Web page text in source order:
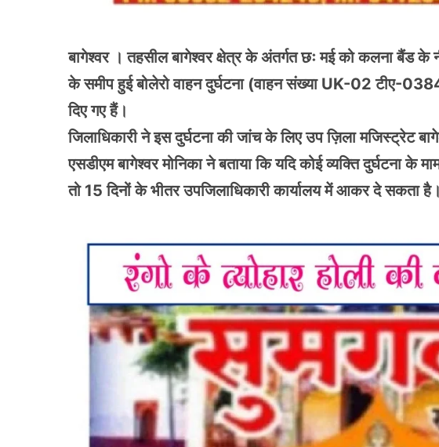
बागेश्वर । तहसील बागेश्वर क्षेत्र के अंतर्गत छः मई को कलना बैंड के
के समीप हुई बोलेरो वाहन दुर्घटना (वाहन संख्या UK-02 टीए-
दिए गए हैं।
जिलाधिकारी ने इस दुर्घटना की जांच के लिए उप ज़िला मजिस्ट्रेट
एसडीएम बागेश्वर मोनिका ने बताया कि यदि कोई व्यक्ति दुर्घटना के
तो 15 दिनों के भीतर उपजिलाधिकारी कार्यालय में आकर दे सकता है।